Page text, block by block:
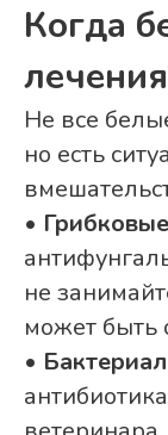
Когда
Не все
но есть
•
не
может быть
•